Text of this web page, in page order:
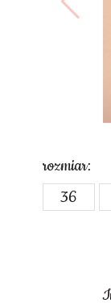
rozmiar:
36